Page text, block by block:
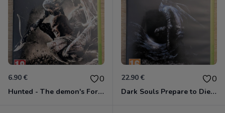
6.90 € 0
Hunted - The demon's Forge Xbox 360 (Complet CIB)
22.90 € 0
Dark Souls Prepare to Die Edition XBOX 360